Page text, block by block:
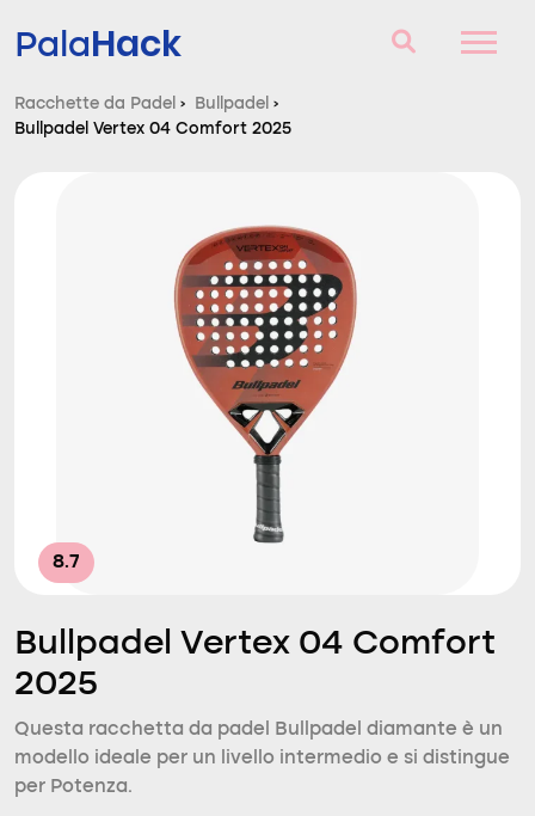
PalaHack
Racchette da Padel
Comparatore
Racchette da Padel › Bullpadel ›
Bullpadel Vertex 04 Comfort 2025
8.7
Bullpadel Vertex 04 Comfort
2025
Questa racchetta da padel Bullpadel diamante è un
modello ideale per un livello intermedio e si distingue
per Potenza.